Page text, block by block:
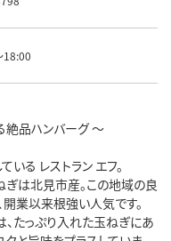
18:00
絶品ハンバーグ ～
る レストラン エフ。
は北見市産。この地域の良
業以来根強い人気です。
たっぷり入れた玉ねぎにあ